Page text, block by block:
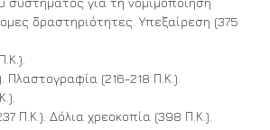
δραστηριότητες. Υπεξαίρεση (375
Πλαστογραφία (216-218 Π.Κ.).
Π.Κ.). Δόλια χρεοκοπία (398 Π.Κ.).